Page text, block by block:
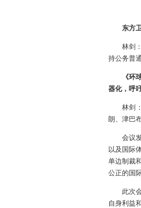
东方
林剑
持公务普
《环
器化，呼
林剑
朗、津巴
会议
以及国际
单边制裁
公正的国
此次
自身利益